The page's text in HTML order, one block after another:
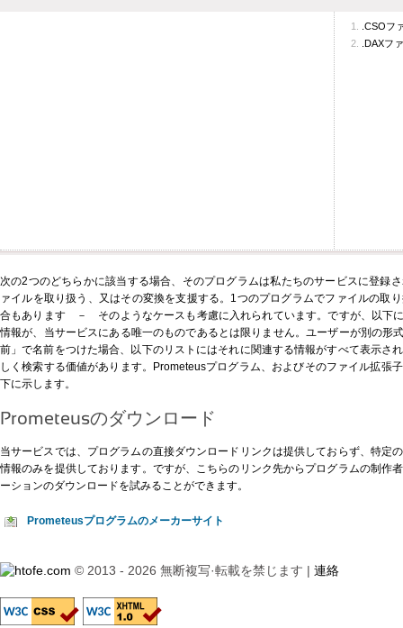
.CSOフ
.DAXフ
次の2つのどちらかに該当する場合、そのプログラムは私たちのサービスに登
ァイルを取り扱う、又はその変換を支援する。1つのプログラムでファイルの取
合もあります － そのようなケースも考慮に入れられています。ですが、以下
情報が、当サービスにある唯一のものであるとは限りません。ユーザーが別の形
前」で名前をつけた場合、以下のリストにはそれに関連する情報がすべて表示さ
しく検索する価値があります。Prometeusプログラム、およびそのファイル拡張
下に示します。
Prometeusのダウンロード
当サービスでは、プログラムの直接ダウンロードリンクは提供しておらず、特定
情報のみを提供しております。ですが、 こちらのリンク先からプログラムの制作
ーションのダウンロードを試みることができます。
Prometeusプログラムのメーカーサイト
© 2013 - 2026 無断複写·転載を禁じます | 連絡